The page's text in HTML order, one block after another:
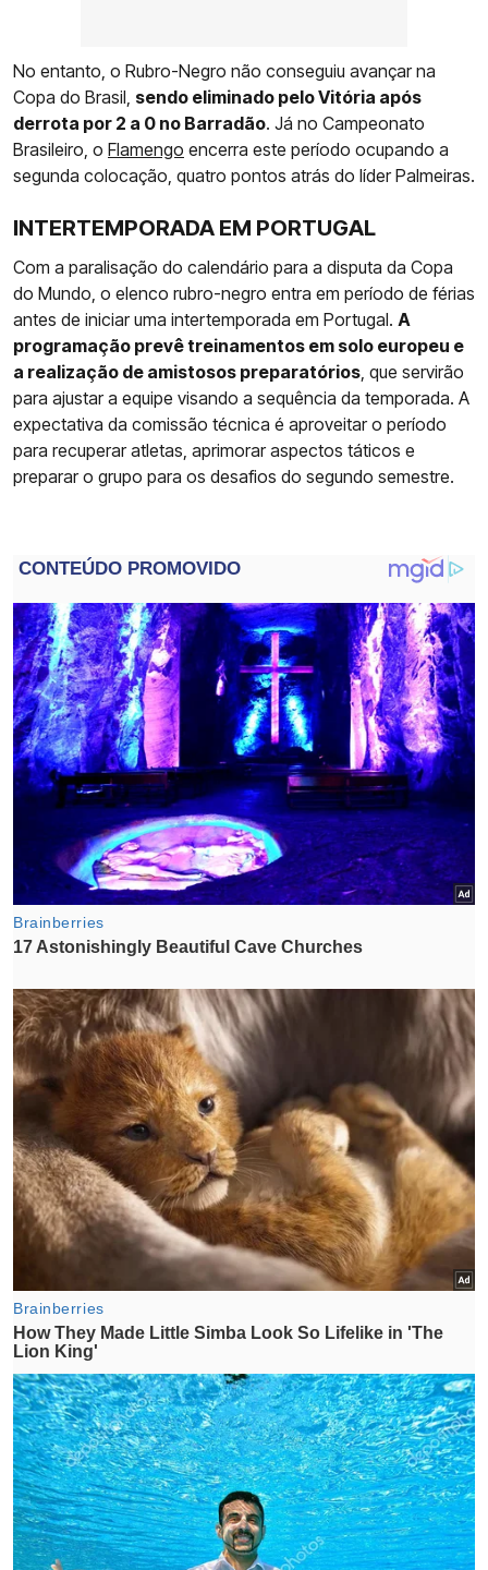
No entanto, o Rubro-Negro não conseguiu avançar na
Copa do Brasil, sendo eliminado pelo Vitória após
derrota por 2 a 0 no Barradão. Já no Campeonato
Brasileiro, o Flamengo encerra este período ocupando a
segunda colocação, quatro pontos atrás do líder Palmeiras.
INTERTEMPORADA EM PORTUGAL
Com a paralisação do calendário para a disputa da Copa
do Mundo, o elenco rubro-negro entra em período de férias
antes de iniciar uma intertemporada em Portugal. A
programação prevê treinamentos em solo europeu e
a realização de amistosos preparatórios , que servirão
para ajustar a equipe visando a sequência da temporada. A
expectativa da comissão técnica é aproveitar o período
para recuperar atletas, aprimorar aspectos táticos e
preparar o grupo para os desafios do segundo semestre.